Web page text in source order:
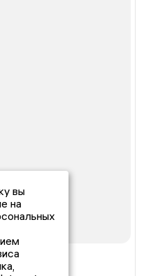
вы
на